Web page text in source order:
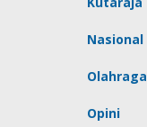
Nasional
Olahraga
Opini